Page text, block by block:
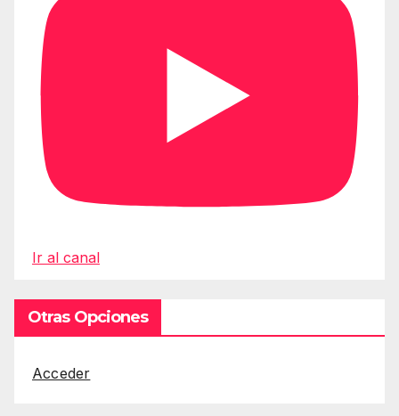
Ir al canal
Otras Opciones
Acceder